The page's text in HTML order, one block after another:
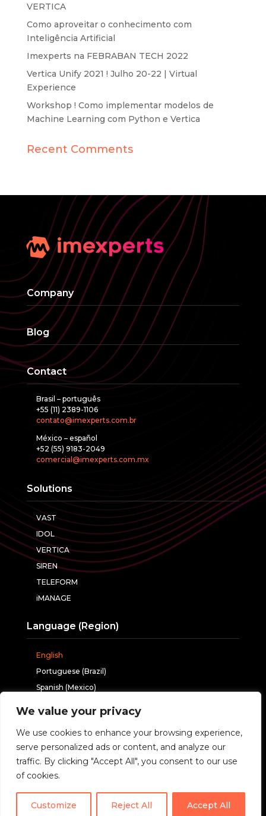
We value your privacy
We use cookies to enhance your browsing experience,
serve personalized ads or content, and analyze our
traffic. By clicking "Accept All", you consent to our use
of cookies.
Customize Reject All Accept All
VERTICA
Como aproveitar o conhecimento com
Inteligência Artificial
Imexperts na FEBRABAN TECH 2022
Vertica Unify 2021 ! Julho 20-22 | Virtual
Experience
Workshop ! Como implementar modelos de
Machine Learning com Python e Vertica
Recent Comments
Company
Blog
Contact
Brasil – português
+55 (11) 2389-1106
contato@imexperts.com.br
México – español
+52 (55) 9183-2049
comercial@imexperts.com.mx
Solutions
VAST
IDOL
VERTICA
SIREN
TELEFORM
iMANAGE
Language (Region)
English
Portuguese (Brazil)
Spanish (Mexico)
Follow us